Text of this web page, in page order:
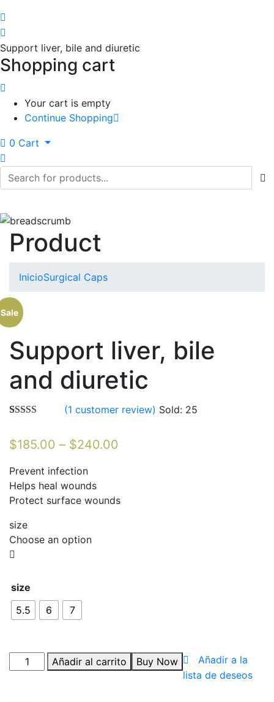
Support liver, bile and diuretic
Shopping cart
Your cart is empty
Continue Shopping
0 Cart
Product
InicioSurgical Caps
Sale
Support liver, bile
and diuretic
basado en
puntuación
(1 customer review) Sold: 25
$185.00 – $240.00
Prevent infection
Helps heal wounds
Protect surface wounds
size
Choose an option
size
5.5
6 7
Añadir al carrito Buy Now
Añadir a la
lista de deseos